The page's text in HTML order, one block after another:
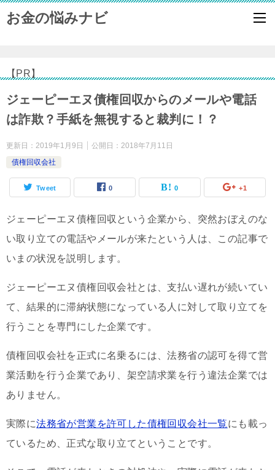
お金の悩みナビ
【PR】
ジェーピーエヌ債権回収からのメールや電話
は詐欺？手紙を無視すると裁判に！？
更新日： 2019年1月9日 公開日： 2018年7月11日
債権回収会社
Tweet 0 0 +1
ジェーピーエヌ債権回収という企業から、突然おぼえのな
い取り立ての電話やメールが来たという人は、この記事で
いまの状況を説明します。
ジェーピーエヌ債権回収会社とは、支払い遅れが続いてい
て、結果的に滞納状態になっている人に対して取り立てを
行うことを専門にした企業です。
債権回収会社を正式に名乗るには、法務省の認可を得て営
業活動を行う企業であり、架空請求業を行う違法企業では
ありません。
実際に法務省が営業を許可した債権回収会社一覧にも載っ
ているため、正式な取り立てということです。